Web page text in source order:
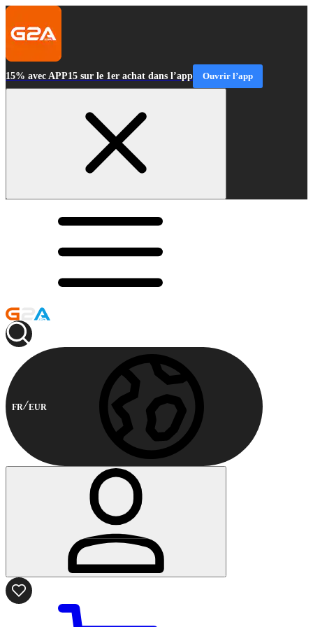
15% avec APP15 sur le 1er achat dans l’app Ouvrir l’app
FR EUR